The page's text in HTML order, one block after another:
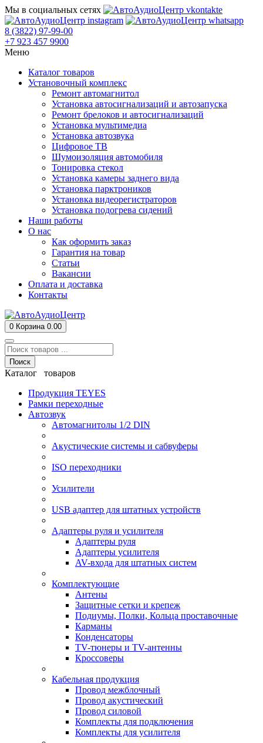
Мы в социальных сетях
8 (3822) 97-99-00
+7 923 457 9900
Меню
Каталог товаров
Установочный комплекс
Ремонт автомагнитол
Установка автосигнализаций и автозапуска
Ремонт брелоков и автосигнализаций
Установка мультимедиа
Установка автозвука
Цифровое ТВ
Шумоизоляция автомобиля
Тонировка стекол
Установка камеры заднего вида
Установка парктроников
Установка видеорегистраторов
Установка подогрева сидений
Наши работы
О нас
Как оформить заказ
Гарантия на товар
Статьи
Вакансии
Оплата и доставка
Контакты
0 Корзина 0.00
Поиск
Каталог товаров
Продукция TEYES
Рамки переходные
Автозвук
Автомагнитолы 1/2 DIN
Акустические системы и сабвуферы
ISO переходники
Усилители
USB адаптер для штатных устройств
Адаптеры руля и усилителя
Адаптеры руля
Адаптеры усилителя
AV-входа для штатных систем
Комплектующие
Антены
Защитные сетки и крепеж
Подиумы, Полки, Кольца проставочные
Карманы
Конденсаторы
TV-тюнеры и TV-антенны
Кроссоверы
Кабельная продукция
Провод межблочный
Провод акустический
Провод силовой
Комплекты для подключения
Комплекты для усилителя